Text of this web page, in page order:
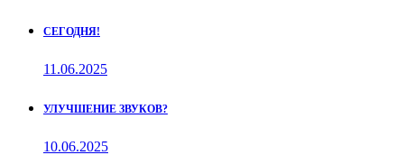
СЕГОДНЯ!
11.06.2025
УЛУЧШЕНИЕ ЗВУКОВ?
10.06.2025